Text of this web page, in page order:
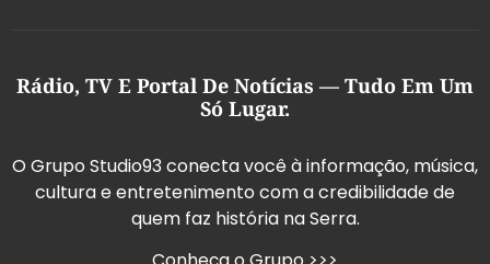
Rádio, TV E Portal De Notícias — Tudo Em Um
Só Lugar.
O Grupo Studio93 conecta você à informação, música,
cultura e entretenimento com a credibilidade de
quem faz história na Serra.